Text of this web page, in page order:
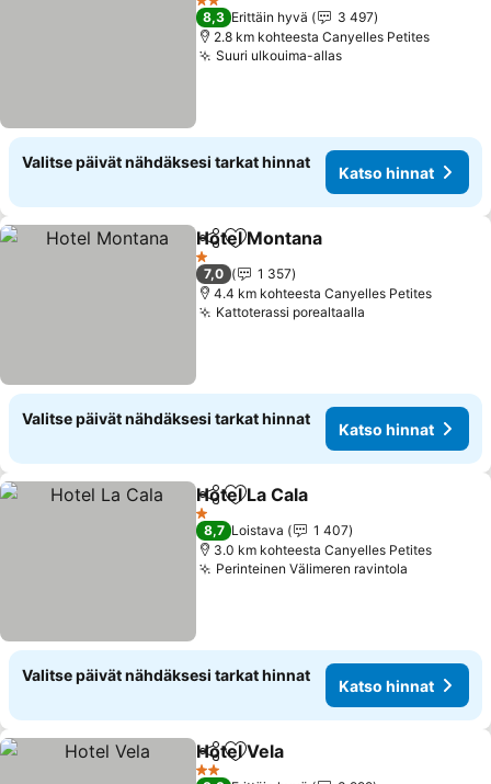
2 Tähtiluokitus
8,3 Erittäin hyvä
3 497
2.8 km kohteesta Canyelles Petites
Suuri ulkouima-allas
Valitse päivät nähdäksesi tarkat hinnat
Katso hinnat
Jaa Lisää suosikkeihin
Hotel Montana
1 Tähtiluokitus
7,0
1 357
4.4 km kohteesta Canyelles Petites
Kattoterassi porealtaalla
Valitse päivät nähdäksesi tarkat hinnat
Katso hinnat
Jaa Lisää suosikkeihin
Hotel La Cala
1 Tähtiluokitus
8,7 Loistava
1 407
3.0 km kohteesta Canyelles Petites
Perinteinen Välimeren ravintola
Valitse päivät nähdäksesi tarkat hinnat
Katso hinnat
Jaa Lisää suosikkeihin
Hotel Vela
2 Tähtiluokitus